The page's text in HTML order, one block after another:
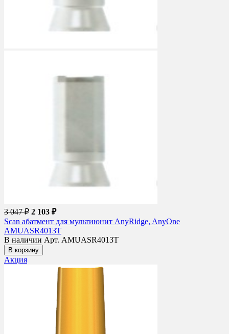
3 047 ₽ 2 103 ₽
Scan абатмент для мультиюнит AnyRidge, AnyOne
AMUASR4013T
В наличии Арт. AMUASR4013T
В корзину
Акция